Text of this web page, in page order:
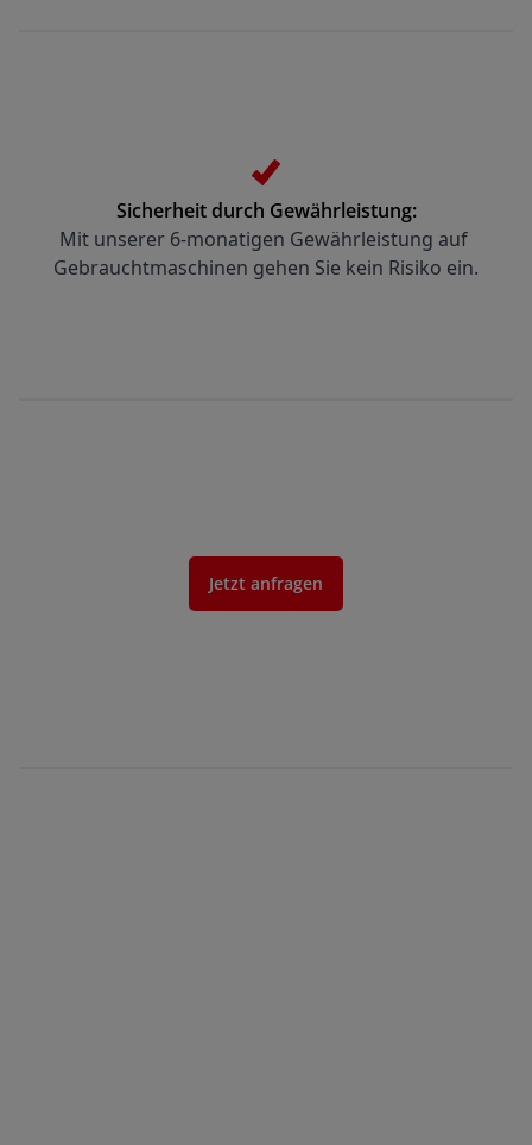
Sicherheit durch Gewährleistung:
Mit unserer 6-monatigen Gewährleistung auf
Gebrauchtmaschinen gehen Sie kein Risiko ein.
Jetzt anfragen